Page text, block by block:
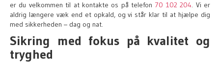
er du velkommen til at kontakte os på telefon 70 102 204. Vi er
aldrig længere væk end et opkald, og vi står klar til at hjælpe dig
med sikkerheden – dag og nat.
Sikring med fokus på kvalitet og
tryghed